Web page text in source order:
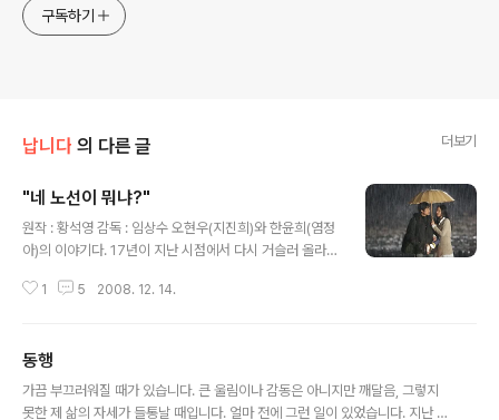
구독하기
납니다 의 다른 글 더보기
"네 노선이 뭐냐?"
원작 : 황석영 감독 : 임상수 오현우(지진희)와 한윤희(염정
아)의 이야기다. 17년이 지난 시점에서 다시 거슬러 올라간
야기를 처음 만난 건 1999년. 내가 대학을 마지막으로 다
권만 읽고 말았지만. 지난해 이 책이 영화로 만들어진다는
소식에 다시 잊혀 졌던 기억을 더듬었던 것 같다. 그러다 말
았다. 그러다 최근에 영화를 보게 됐다. 17년 동안의 만남
1 5 2008. 12. 14.
동행
가끔 부끄러워질 때가 있습니다. 큰 울림이나 감동은 아니지만 깨달음, 그렇지
못한 제 삶의 자세가 들통날 때입니다. 얼마 전에 그런 일이 있었습니다. 지난 1